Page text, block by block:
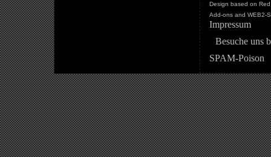
Design based on
Add-ons and WEB2-
Impressum
Besuche uns
SPAM-Poison